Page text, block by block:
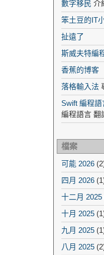
數字移民 介
笨土豆的IT
扯遠了
斯威夫特編
香蕉的博客
落格輸入法
Swift 編程
編程語言 翻
檔案
可能 2026
四月 2026
十二月 2025
十月 2025
九月 2025
八月 2025